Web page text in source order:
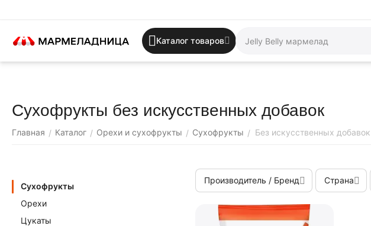
Каталог товаров
Сухофрукты без искусственных добавок
Главная / Каталог / Орехи и сухофрукты / Сухофрукты / Без искусственных добавок
Производитель / Бренд Страна
Сухофрукты
Орехи
Цукаты